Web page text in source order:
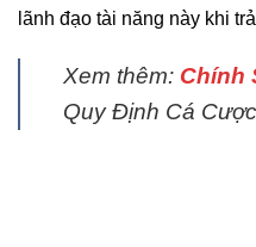
lãnh đạo tài năng này khi
Xem thêm: Chính
Quy Định Cá